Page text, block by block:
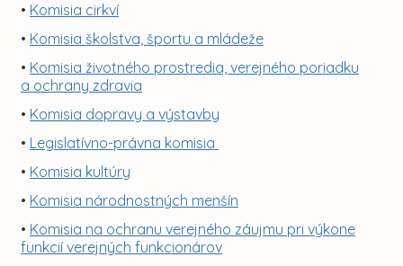
• Komisia cirkví
• Komisia školstva, športu a mládeže
• Komisia životného prostredia, verejného poriadku
a ochrany zdravia
• Komisia dopravy a výstavby
• Legislatívno-právna komisia
• Komisia kultúry
• Komisia národnostných menšín
• Komisia na ochranu verejného záujmu pri výkone
funkcií verejných funkcionárov